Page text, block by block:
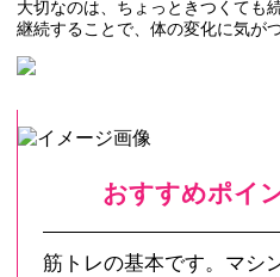
大切なのは、ちょっときつくても
継続することで、体の変化に気が
おすすめポイ
筋トレの基本です。マシ